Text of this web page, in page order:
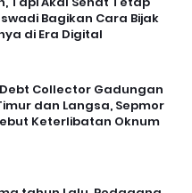
Bagikan Cara Bijak
di Era Digital
Collector Gadungan
dan Langsa, Sepmor
Keterlibatan Oknum